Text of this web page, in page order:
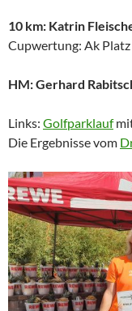
10 km: Katrin
Cupwertung: Ak
HM: Gerhard
Links: Golfparklauf
Die Ergebnisse vom